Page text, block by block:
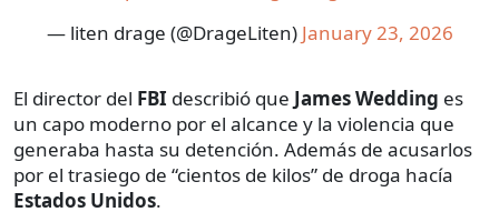
— liten drage (@DrageLiten) January 23, 2026
El director del FBI describió que James Wedding es
un capo moderno por el alcance y la violencia que
generaba hasta su detención. Además de acusarlos
por el trasiego de “cientos de kilos” de droga hacía
Estados Unidos.